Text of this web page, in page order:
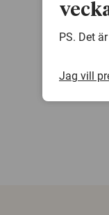
PS. Det
Jag vill